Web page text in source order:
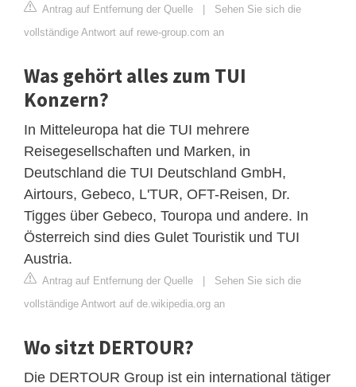
Antrag auf Entfernung der Quelle | Sehen Sie sich die
vollständige Antwort auf rewe-group.com an
Was gehört alles zum TUI
Konzern?
In Mitteleuropa hat die TUI mehrere
Reisegesellschaften und Marken, in
Deutschland die TUI Deutschland GmbH,
Airtours, Gebeco, L'TUR, OFT-Reisen, Dr.
Tigges über Gebeco, Touropa und andere. In
Österreich sind dies Gulet Touristik und TUI
Austria.
Antrag auf Entfernung der Quelle | Sehen Sie sich die
vollständige Antwort auf de.wikipedia.org an
Wo sitzt DERTOUR?
Die DERTOUR Group ist ein international tätiger